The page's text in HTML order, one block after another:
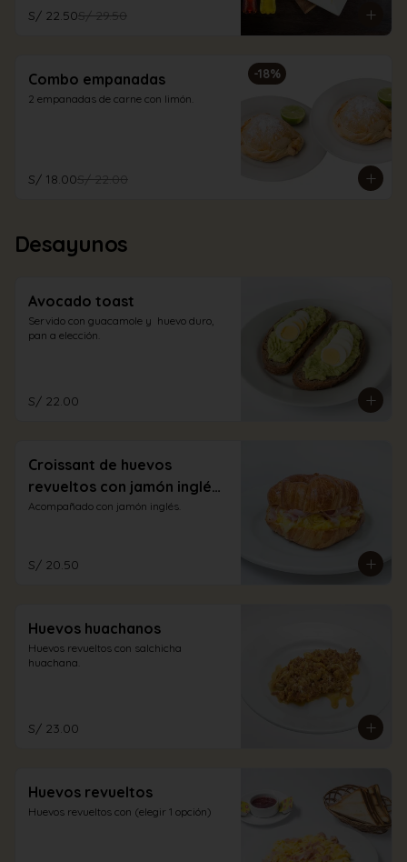
S/ 22.50S/ 29.50
-18%
Combo empanadas
2 empanadas de carne con limón.
S/ 18.00S/ 22.00
Desayunos
Avocado toast
Servido con guacamole y  huevo duro,
pan a elección.
S/ 22.00
Croissant de huevos
revueltos con jamón inglés
y queso
Acompañado con jamón inglés.
S/ 20.50
Huevos huachanos
Huevos revueltos con salchicha
huachana.
S/ 23.00
Huevos revueltos
Huevos revueltos con (elegir 1 opción)